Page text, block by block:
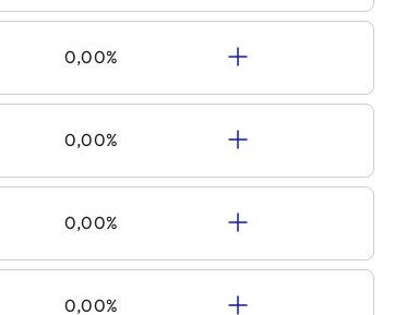
0,00%
0,00%
0,00%
0,00%